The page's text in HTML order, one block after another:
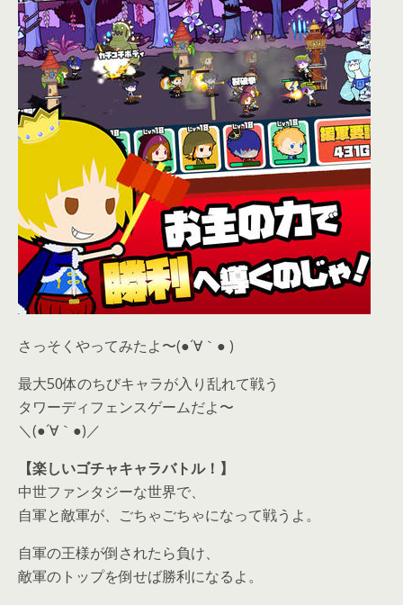
さっそくやってみたよ〜(●´∀｀● )
最大50体のちびキャラが入り乱れて戦う
タワーディフェンスゲームだよ〜
＼(●´∀｀●)／
【楽しいゴチャキャラバトル！】
中世ファンタジーな世界で、
自軍と敵軍が、ごちゃごちゃになって戦うよ。
自軍の王様が倒されたら負け、
敵軍のトップを倒せば勝利になるよ。